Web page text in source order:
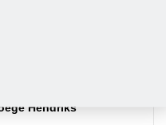
Hendriks